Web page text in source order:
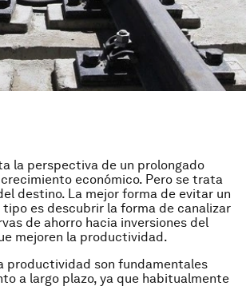
la perspectiva de un prolongado
económico. Pero se trata
destino. La mejor forma de evitar un
es descubrir la forma de canalizar
de ahorro hacia inversiones del
mejoren la productividad.
productividad son fundamentales
a largo plazo, ya que habitualmente